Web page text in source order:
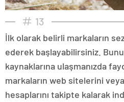
13
İlk olarak belirli markaların
ederek başlayabilirsiniz.
kaynaklarına ulaşmanızda
markaların web sitelerini
hesaplarını takipte kalarak